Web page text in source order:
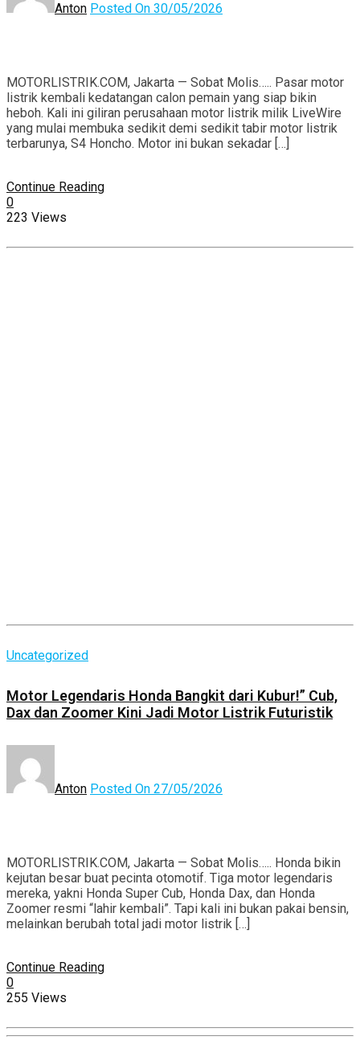
Anton Posted On 30/05/2026
MOTORLISTRIK.COM, Jakarta — Sobat Molis….. Pasar motor
listrik kembali kedatangan calon pemain yang siap bikin
heboh. Kali ini giliran perusahaan motor listrik milik LiveWire
yang mulai membuka sedikit demi sedikit tabir motor listrik
terbarunya, S4 Honcho. Motor ini bukan sekadar […]
Continue Reading
0
223 Views
Uncategorized
Motor Legendaris Honda Bangkit dari Kubur!” Cub,
Dax dan Zoomer Kini Jadi Motor Listrik Futuristik
Anton Posted On 27/05/2026
MOTORLISTRIK.COM, Jakarta — Sobat Molis….. Honda bikin
kejutan besar buat pecinta otomotif. Tiga motor legendaris
mereka, yakni Honda Super Cub, Honda Dax, dan Honda
Zoomer resmi “lahir kembali”. Tapi kali ini bukan pakai bensin,
melainkan berubah total jadi motor listrik […]
Continue Reading
0
255 Views